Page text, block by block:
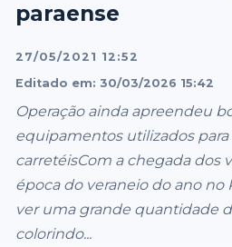
paraense
27/05/2021 12:52
Editado em: 30/03/2026 15:42
Operação ainda apreendeu
equipamentos utilizados para
carretéisCom a chegada dos
época do veraneio do ano no
ver uma grande quantidade
colorindo...